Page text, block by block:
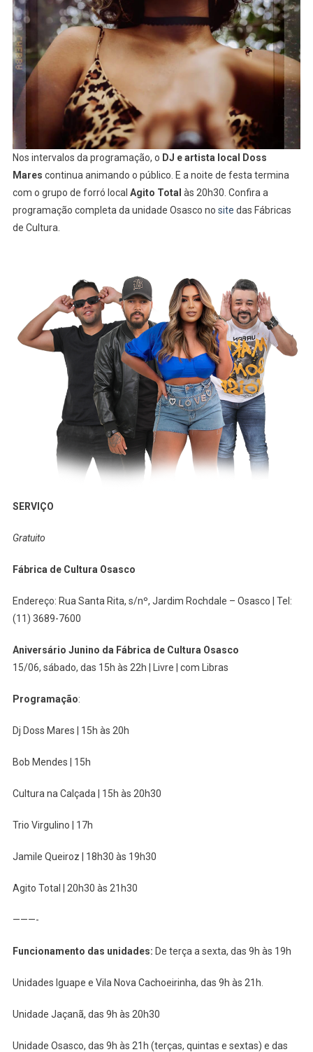
Nos intervalos da programação, o DJ e artista local
Doss
Mares continua animando o público. E a noite de festa termina
com o grupo de forró local Agito Total às 20h30. Confira a
programação completa da unidade Osasco no site das Fábricas
de Cultura.
SERVIÇO
Gratuito
Fábrica de Cultura Osasco
Endereço: Rua Santa Rita, s/nº, Jardim Rochdale – Osasco | Tel:
(11) 3689-7600
Aniversário Junino da Fábrica de Cultura Osasco
15/06, sábado, das 15h às 22h | Livre | com Libras
Programação:
Dj Doss Mares | 15h às 20h
Bob Mendes | 15h
Cultura na Calçada | 15h às 20h30
Trio Virgulino | 17h
Jamile Queiroz | 18h30 às 19h30
Agito Total | 20h30 às 21h30
———-
Funcionamento das unidades: De terça a sexta, das 9h às 19h
Unidades Iguape e Vila Nova Cachoeirinha, das 9h às 21h.
Unidade Jaçanã, das 9h às 20h30
Unidade Osasco, das 9h às 21h (terças, quintas e sextas) e das